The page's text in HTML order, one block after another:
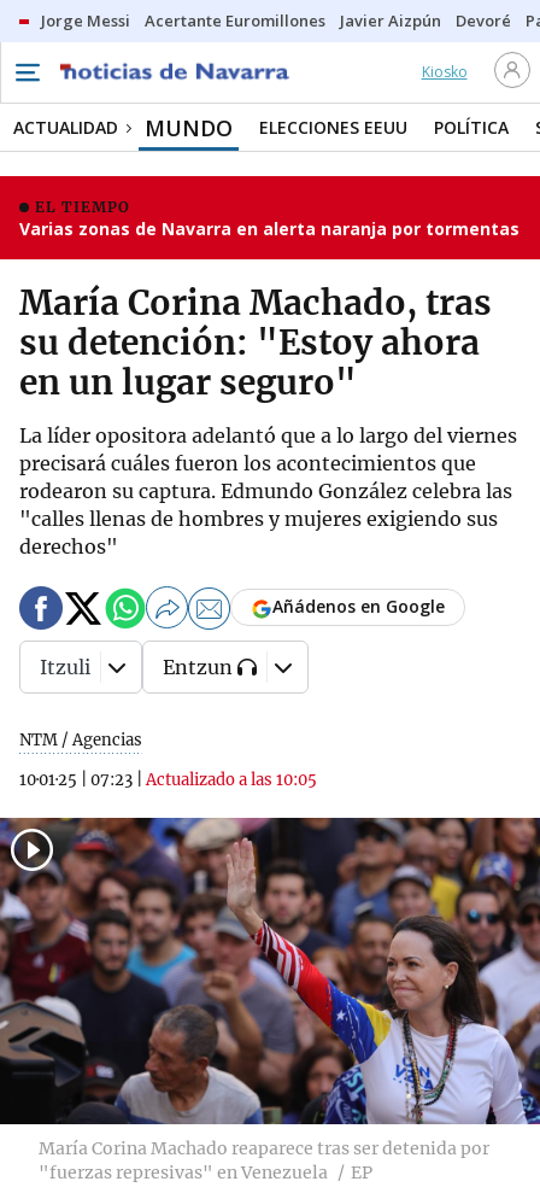
Jorge Messi Acertante Euromillones Javier Aizpún Devoré
Kiosko
ACTUALIDAD MUNDO ELECCIONES EEUU POLÍTICA
EL TIEMPO
Varias zonas de Navarra en alerta naranja por tormentas
María Corina Machado, tras
su detención: "Estoy ahora
en un lugar seguro"
La líder opositora adelantó que a lo largo del viernes
precisará cuáles fueron los acontecimientos que
rodearon su captura. Edmundo González celebra las
"calles llenas de hombres y mujeres exigiendo sus
derechos"
NTM / Agencias
10·01·25
07:23 |Actualizado a las 10:05
Añádenos en Google
Itzuli Entzun
María Corina Machado reaparece tras ser detenida por
"fuerzas represivas" en Venezuela
EP